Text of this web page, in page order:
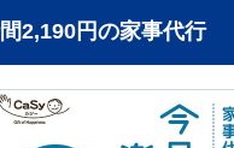
2,190円の家事代行